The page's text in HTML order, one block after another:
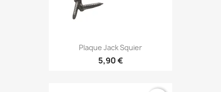
Plaque Jack Squier
5,90 €